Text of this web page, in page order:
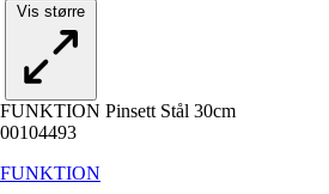
Vis større
FUNKTION Pinsett Stål 30cm
00104493
FUNKTION